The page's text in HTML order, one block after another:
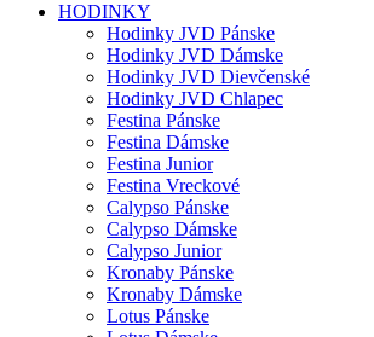
HODINKY
Hodinky JVD Pánske
Hodinky JVD Dámske
Hodinky JVD Dievčenské
Hodinky JVD Chlapec
Festina Pánske
Festina Dámske
Festina Junior
Festina Vreckové
Calypso Pánske
Calypso Dámske
Calypso Junior
Kronaby Pánske
Kronaby Dámske
Lotus Pánske